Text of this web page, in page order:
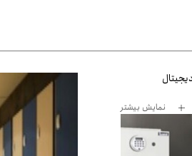
نمایش بیشتر